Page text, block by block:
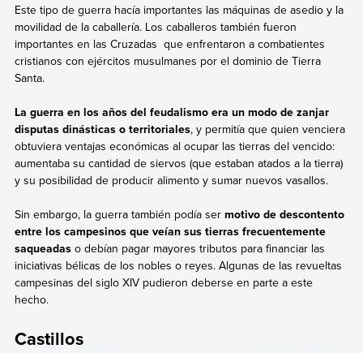
Este tipo de guerra hacía importantes las máquinas de asedio y la
movilidad de la caballería. Los caballeros también fueron
importantes en las Cruzadas que enfrentaron a combatientes
cristianos con ejércitos musulmanes por el dominio de Tierra
Santa.
La guerra en los años del feudalismo era un modo de zanjar
disputas dinásticas o territoriales, y permitía que quien venciera
obtuviera ventajas económicas al ocupar las tierras del vencido:
aumentaba su cantidad de siervos (que estaban atados a la tierra)
y su posibilidad de producir alimento y sumar nuevos vasallos.
Sin embargo, la guerra también podía ser motivo de descontento
entre los campesinos que veían sus tierras frecuentemente
saqueadaso debían pagar mayores tributos para financiar las
iniciativas bélicas de los nobles o reyes. Algunas de las revueltas
campesinas del siglo XIV pudieron deberse en parte a este
hecho.
Castillos